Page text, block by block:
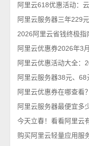
阿里云服务器三年229